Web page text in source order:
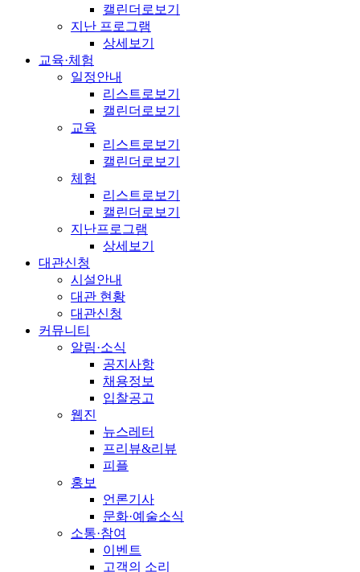
캘린더로보기
지난 프로그램
상세보기
교육·체험
일정안내
리스트로보기
캘린더로보기
교육
리스트로보기
캘린더로보기
체험
리스트로보기
캘린더로보기
지난프로그램
상세보기
대관신청
시설안내
대관 현황
대관신청
커뮤니티
알림·소식
공지사항
채용정보
입찰공고
웹진
뉴스레터
프리뷰&리뷰
피플
홍보
언론기사
문화·예술소식
소통·참여
이벤트
고객의 소리